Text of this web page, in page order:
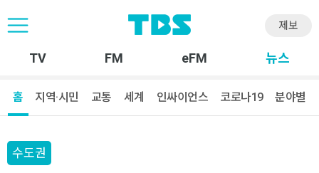
제보
TV FM eFM 뉴스
홈 지역·시민 교통 세계 인싸이언스 코로나19 분야별
수도권